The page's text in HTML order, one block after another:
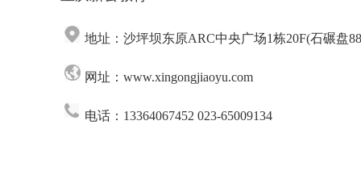
地址：沙坪坝东原ARC中央广场1栋20F(石碾盘
网址：www.xingongjiaoyu.com
电话：13364067452 023-65009134